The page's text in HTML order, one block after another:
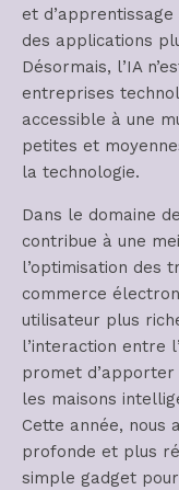
et
des applications
Désormais, l’IA
entreprises
accessible à une
petites et
la technologie.
Dans le domaine
contribue à une
l’optimisation des
commerce
utilisateur plus
l’interaction entre
promet d’apporter
les maisons
Cette année, nous
profonde et plus
simple gadget